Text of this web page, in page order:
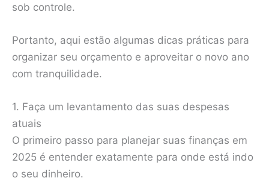
sob controle.
Portanto, aqui estão algumas dicas práticas para
organizar seu orçamento e aproveitar o novo ano
com tranquilidade.
1. Faça um levantamento das suas despesas
atuais
O primeiro passo para planejar suas finanças em
2025 é entender exatamente para onde está indo
o seu dinheiro.